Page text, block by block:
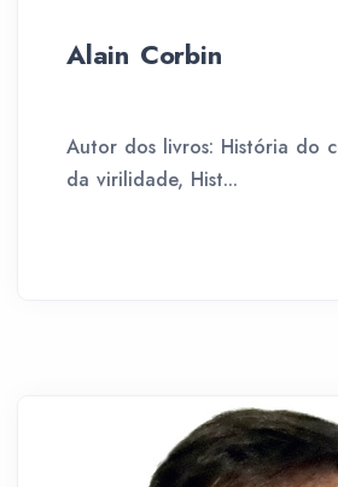
Alain Corbin
Autor dos livros: História do
da virilidade, Hist...